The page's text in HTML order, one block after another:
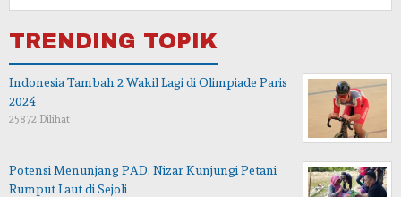
TRENDING TOPIK
Indonesia Tambah 2 Wakil Lagi di Olimpiade Paris
2024
25872 Dilihat
Potensi Menunjang PAD, Nizar Kunjungi Petani
Rumput Laut di Sejoli